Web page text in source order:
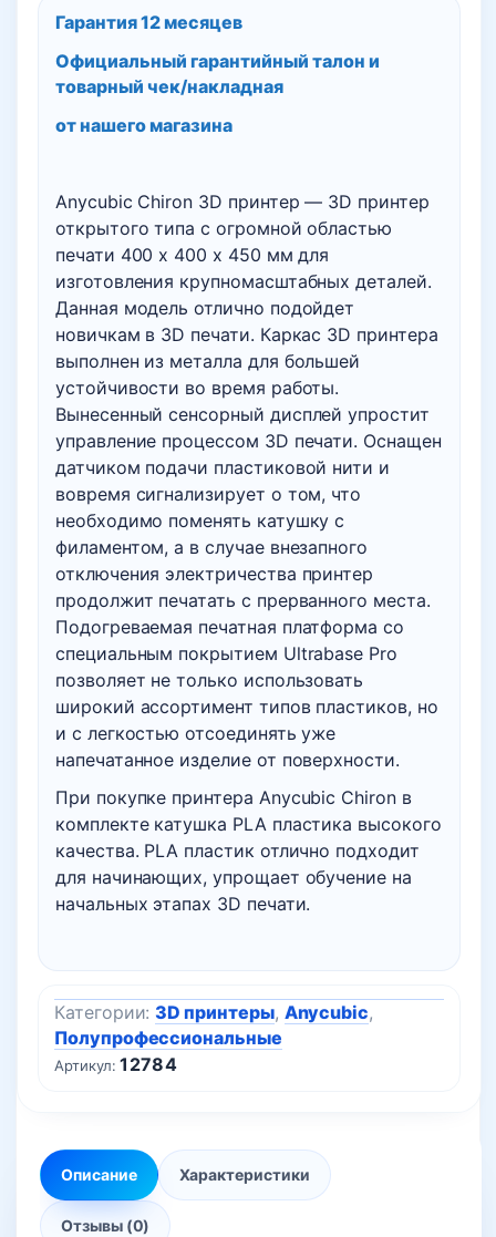
Гарантия 12 месяцев
Официальный гарантийный талон и
товарный чек/накладная
от нашего магазина
Anycubic Chiron 3D принтер — 3D принтер
открытого типа с огромной областью
печати 400 х 400 х 450 мм для
изготовления крупномасштабных деталей.
Данная модель отлично подойдет
новичкам в 3D печати. Каркас 3D принтера
выполнен из металла для большей
устойчивости во время работы.
Вынесенный сенсорный дисплей упростит
управление процессом 3D печати. Оснащен
датчиком подачи пластиковой нити и
вовремя сигнализирует о том, что
необходимо поменять катушку с
филаментом, а в случае внезапного
отключения электричества принтер
продолжит печатать с прерванного места.
Подогреваемая печатная платформа со
специальным покрытием Ultrabase Pro
позволяет не только использовать
широкий ассортимент типов пластиков, но
и с легкостью отсоединять уже
напечатанное изделие от поверхности.
При покупке принтера Anycubic Chiron в
комплекте катушка PLA пластика высокого
качества. PLA пластик отлично подходит
для начинающих, упрощает обучение на
начальных этапах 3D печати.
Артикул:12784
Категории: 3D принтеры, Anycubic,
Полупрофессиональные
Описание Характеристики
Отзывы (0)